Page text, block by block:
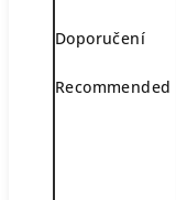
Doporučení
Recommended